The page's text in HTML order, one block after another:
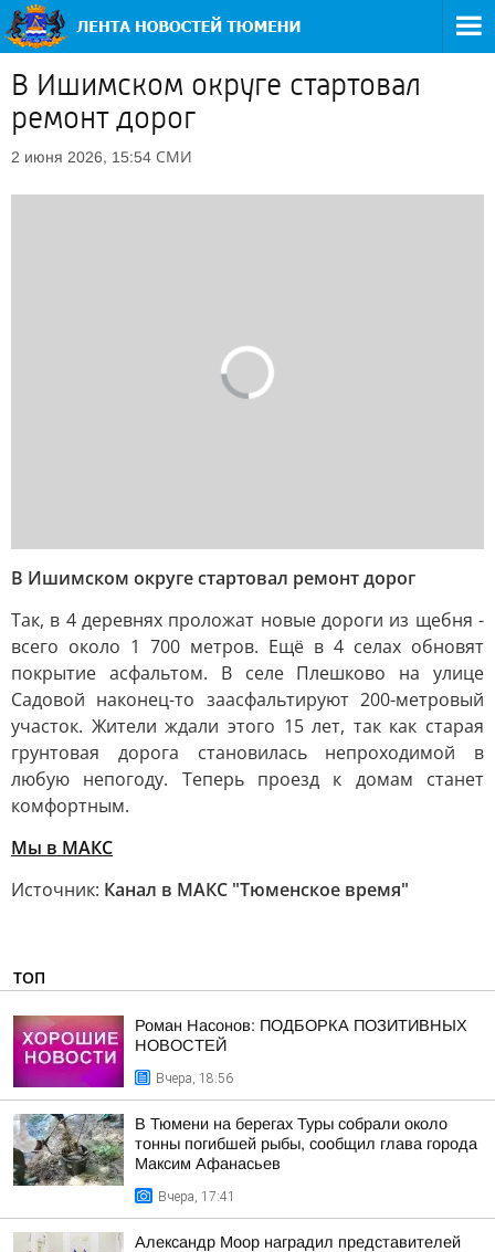
В Ишимском округе стартовал
ремонт дорог
2 июня 2026, 15:54 СМИ
В Ишимском округе стартовал ремонт дорог
Так, в 4 деревнях проложат новые дороги из щебня -
всего около 1 700 метров. Ещё в 4 селах обновят
покрытие асфальтом. В селе Плешково на улице
Садовой наконец-то заасфальтируют 200-метровый
участок. Жители ждали этого 15 лет, так как старая
грунтовая дорога становилась непроходимой в
любую непогоду. Теперь проезд к домам станет
комфортным.
Мы в MAКС
Источник: Канал в МАКС "Тюменское время"
ТОП
Роман Насонов: ПОДБОРКА ПОЗИТИВНЫХ
НОВОСТЕЙ
Вчера, 18:56
В Тюмени на берегах Туры собрали около
тонны погибшей рыбы, сообщил глава города
Максим Афанасьев
Вчера, 17:41
Александр Моор наградил представителей